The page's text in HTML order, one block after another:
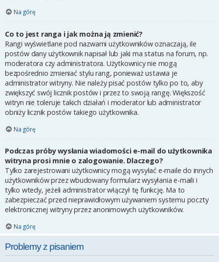
Na górę
Co to jest ranga i jak można ją zmienić?
Rangi wyświetlane pod nazwami użytkowników oznaczają, ile
postów dany użytkownik napisał lub jaki ma status na forum, np.
moderatora czy administratora. Użytkownicy nie mogą
bezpośrednio zmieniać stylu rang, ponieważ ustawia je
administrator witryny. Nie należy pisać postów tylko po to, aby
zwiększyć swój licznik postów i przez to swoją rangę. Większość
witryn nie toleruje takich działań i moderator lub administrator
obniży licznik postów takiego użytkownika.
Na górę
Podczas próby wysłania wiadomości e-mail do użytkownika
witryna prosi mnie o zalogowanie. Dlaczego?
Tylko zarejestrowani użytkownicy mogą wysyłać e-maile do innych
użytkowników przez wbudowany formularz wysyłania e-maili i
tylko wtedy, jeżeli administrator włączył tę funkcję. Ma to
zabezpieczać przed nieprawidłowym używaniem systemu poczty
elektronicznej witryny przez anonimowych użytkowników.
Na górę
Problemy z pisaniem